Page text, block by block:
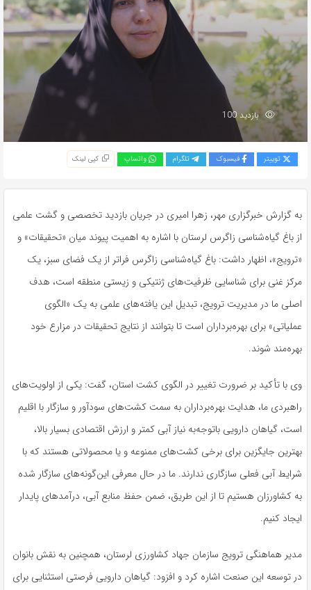
بازدید 100
توییتر فیسبوک تلگرام واتساپ کپی لینک
به گزارش خبرگزاری مهر، زهرا امیری در جریان بازدید تخصصی و گشت علمی
از باغ گیاه‌شناسی زاگرس لرستان با اشاره به اهمیت پیوند میان «تحقیقات» و
«ترویج»، اظهار داشت: باغ گیاه‌شناسی زاگرس فراتر از یک فضای سبز، یک
مرکز غنی برای شناسایی ظرفیت‌های ژنتیکی و زیستی منطقه است، هدف
اصلی ما در مدیریت ترویج، تبدیل این یافته‌های علمی به یک «الگوی
عملیاتی» برای بهره‌برداران است تا بتوانند از نتایج تحقیقات در مزارع خود
بهره‌مند شوند.
وی با تأکید بر ضرورت تغییر در الگوی کشت استان، گفت: یکی از اولویت‌های
راهبردی ما، هدایت بهره‌برداران به سمت کشت‌های سودآور و سازگار با اقلیم
است، گیاهان دارویی باتوجه‌به نیاز آبی کمتر و ارزش اقتصادی بسیار بالا،
بهترین جایگزین برای برخی کشت‌های ممنوعه و یا محصولاتی هستند که با
شرایط آبی فعلی سازگاری ندارند. ما در حال معرفی این‌گونه‌های سازگار شده
به کشاورزان هستیم تا از این طریق، ضمن حفظ منابع آبی، درآمدهای پایدار
ایجاد کنیم.
مدیر هماهنگی ترویج سازمان جهاد کشاورزی لرستان، همچنین به نقش بانوان
در توسعه این صنعت اشاره کرد و افزود: گیاهان دارویی فرصتی استثنایی برای